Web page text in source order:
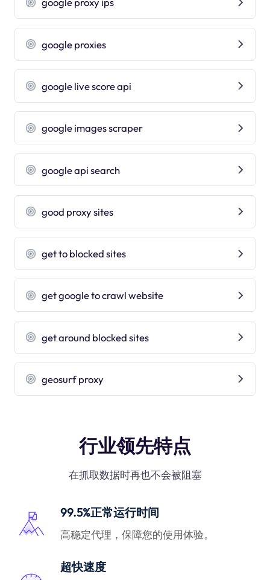
google proxies
google live score api
google images scraper
google api search
good proxy sites
get to blocked sites
get google to crawl website
get around blocked sites
geosurf proxy
行业领先特点
在抓取数据时再也不会被阻塞
99.5%正常运行时间
高稳定代理，保障您的使用体验。
超快速度